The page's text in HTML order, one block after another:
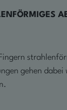
gehen dabei